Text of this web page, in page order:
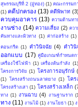
สุพรรณบุรีที่ 2 (อู่ทอง) (1) คณะกรรมก
(1) คดีปกครอง (13) คดีพิพาท (3)
ควบคุมอาคาร (13) ความต้านท
งานช่าง (14) ความเสี่ยง (2) ควา
คันทางและผิวทาง (1) ค่าก่อสร้าง (1)
คอนกรีต (1) คำวินิจฉัย (4) คำวินิ
ออกแบบ (17) คู่มือเกณฑ์กำหนดก
เครื่องใช้ไฟฟ้า (1) เครื่องต้นกำลัง (1)
โครงการวิจัย (1) โครงการอนุรักษ์
(1) โครงสร้างถนนลาดยาง (1) โคร
โครงสร้างเสา (1) โครงสร้างเหล็ก
ทาง (1) งานฉาบ (4) งานฐานราก
ทาง (11) งานไม้ (1) งานโยธา (1)